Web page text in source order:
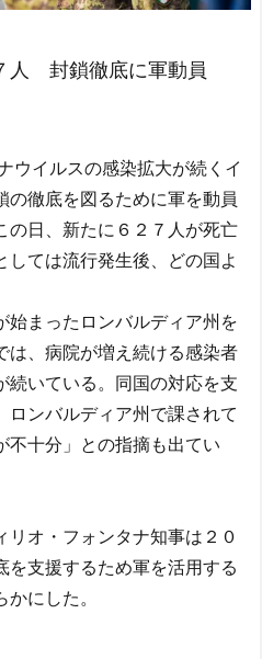
人 封鎖徹底に軍動員
ウイルスの感染拡大が続くイ
の徹底を図るために軍を動員
の日、新たに６２７人が死亡
しては流行発生後、どの国よ
始まったロンバルディア州を
は、病院が増え続ける感染者
続いている。同国の対応を支
ロンバルディア州で課されて
不十分」との指摘も出てい
リオ・フォンタナ知事は２０
を支援するため軍を活用する
にした。